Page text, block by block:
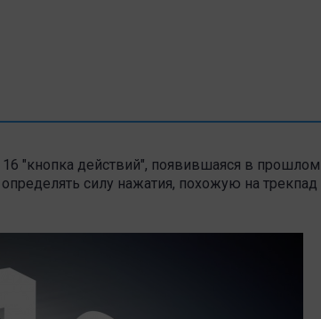
"кнопка действий", появившаяся в прошлом
силу нажатия, похожую на трекпад